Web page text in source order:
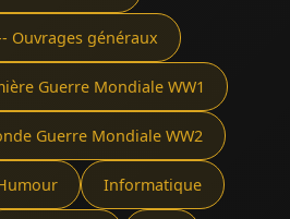
Ouvrages généraux
Guerre Mondiale WW1
Guerre Mondiale WW2
Informatique